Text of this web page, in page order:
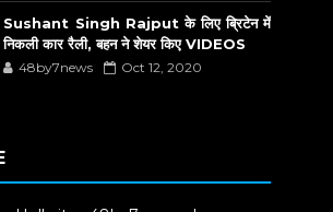
Sushant Singh Rajput के लिए ब्रिटेन में
निकली कार रैली, बहन ने शेयर किए VIDEOS
48by7news Oct 12, 2020